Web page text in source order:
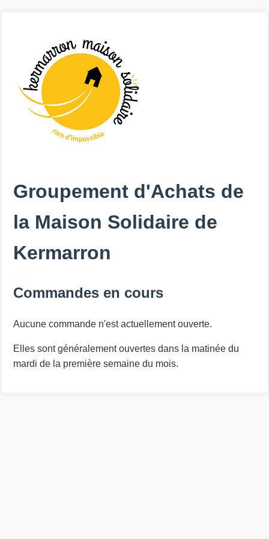
Groupement d'Achats de
la Maison Solidaire de
Kermarron
Commandes en cours
Aucune commande n'est actuellement ouverte.
Elles sont généralement ouvertes dans la matinée du
mardi de la première semaine du mois.